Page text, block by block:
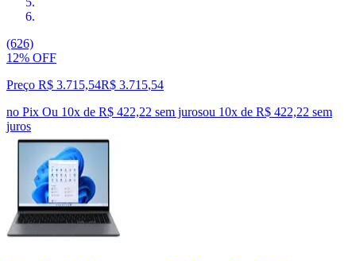
(626)
12% OFF
Preço R$ 3.715,54R$ 3.715,54
no Pix Ou 10x de R$ 422,22 sem jurosou 10x de R$ 422,22 sem
juros